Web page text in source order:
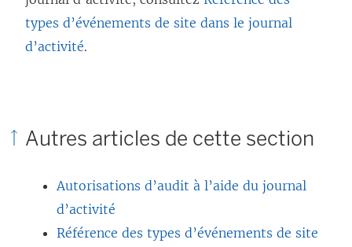
types d’événements de site dans le journal
d’activité.
Autres articles de cette section
Autorisations d’audit à l’aide du journal
d’activité
Référence des types d’événements de site